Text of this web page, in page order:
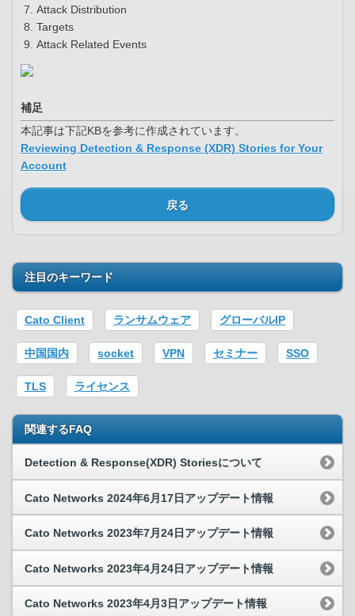
Attack Distribution
Targets
Attack Related Events
補足
本記事は下記KBを参考に作成されています。
Reviewing Detection & Response (XDR) Stories for Your
Account
戻る
注目のキーワード
Cato Client ランサムウェア グローバルIP
中国国内 socket VPN セミナー SSO
TLS ライセンス
関連するFAQ
Detection & Response(XDR) Storiesについて
Cato Networks 2024年6月17日アップデート情報
Cato Networks 2023年7月24日アップデート情報
Cato Networks 2023年4月24日アップデート情報
Cato Networks 2023年4月3日アップデート情報